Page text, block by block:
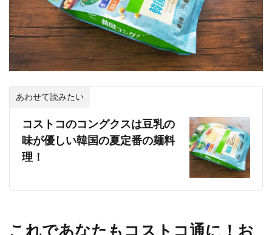
あわせて読みたい
コストコのコングクスは豆乳の
味が優しい韓国の夏定番の麺料
理！
これであなたもコストコ通に！お